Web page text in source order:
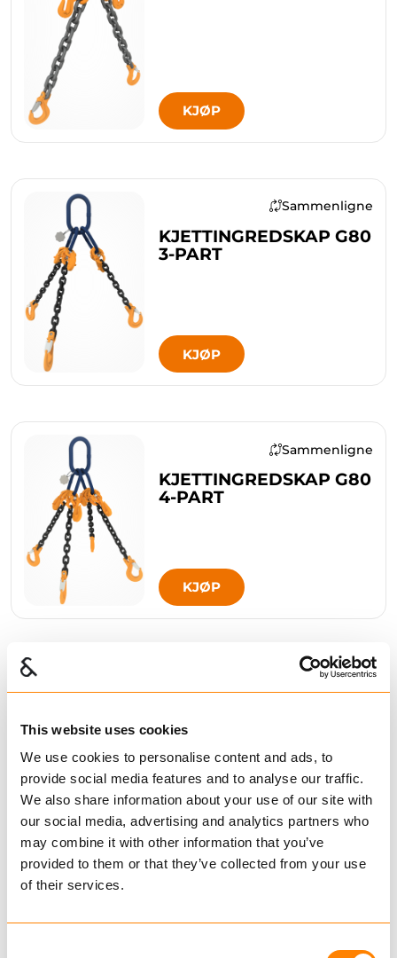
This website uses cookies
We use cookies to personalise content and ads, to
provide social media features and to analyse our traffic.
We also share information about your use of our site with
our social media, advertising and analytics partners who
may combine it with other information that you’ve
provided to them or that they’ve collected from your use
of their services.
KJØP
Sammenligne
KJETTINGREDSKAP G80
3-PART
KJØP
Sammenligne
KJETTINGREDSKAP G80
4-PART
KJØP
Sammenligne
HELSVEISET
KJØP